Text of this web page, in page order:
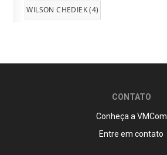
WILSON CHEDIEK(4)
CONTATO
Conheça a VMCom
Entre em contato